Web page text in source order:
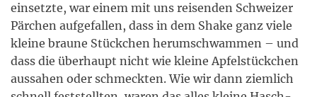
einsetzte, war einem mit uns reisenden Schweizer
Pärchen aufgefallen, dass in dem Shake ganz viele
kleine braune Stückchen herumschwammen – und
dass die überhaupt nicht wie kleine Apfelstückchen
aussahen oder schmeckten. Wie wir dann ziemlich